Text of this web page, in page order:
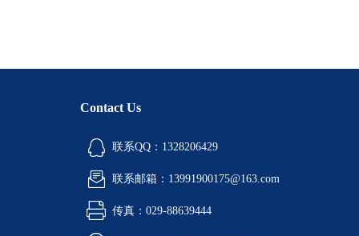
Contact Us
联系QQ：1328206429
联系邮箱：13991900175@163.com
传真：029-88639444